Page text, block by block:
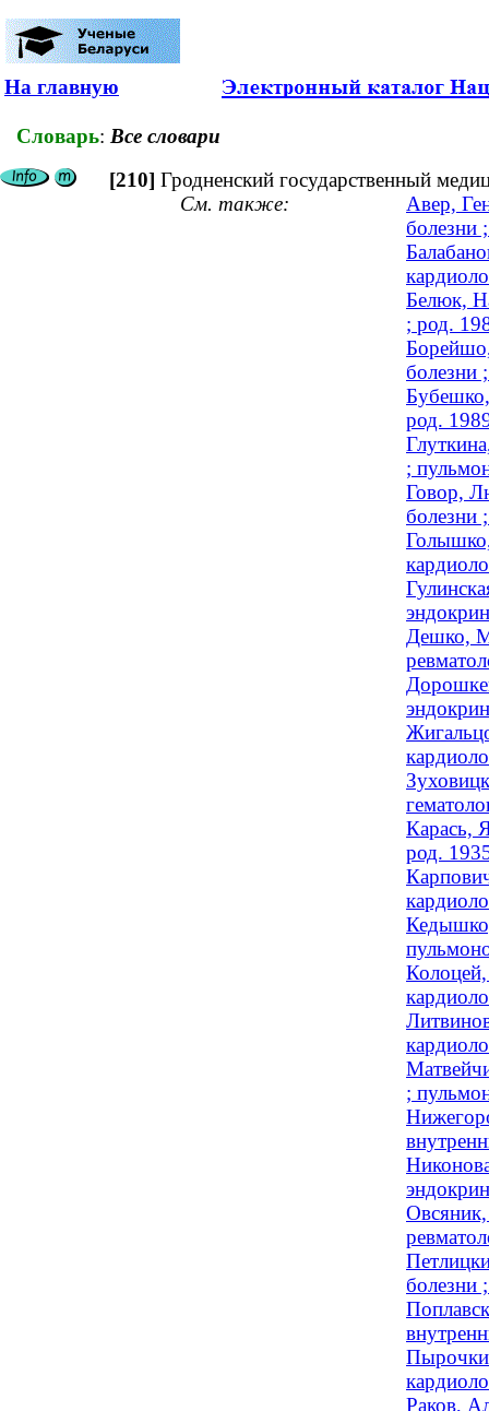
На главную
Словарь: Все словари
[210] Гродненский государственный
См. также:
Авер,
Белюк,
; род.
род.
;
Говор,
Дешко,
Карась,
род.
;
Овсяник,
болезни
Раков,